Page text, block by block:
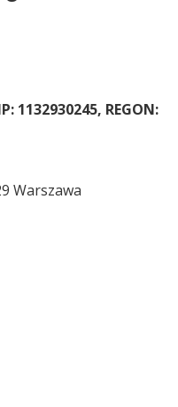
1132930245, REGON:
Warszawa